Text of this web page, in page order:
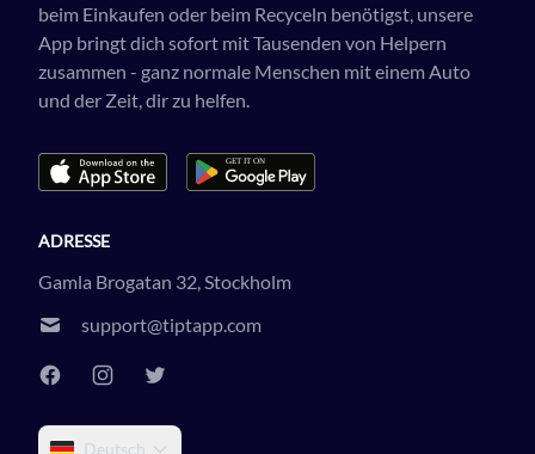
beim Einkaufen oder beim Recyceln benötigst, unsere
App bringt dich sofort mit Tausenden von Helpern
zusammen - ganz normale Menschen mit einem Auto
und der Zeit, dir zu helfen.
ADRESSE
Gamla Brogatan 32, Stockholm
support@tiptapp.com
Deutsch